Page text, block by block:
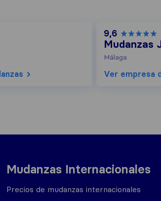
9,6
Mudanzas
Málaga
Ver empresa
Mudanzas Internacionales
Precios de mudanzas internacionales